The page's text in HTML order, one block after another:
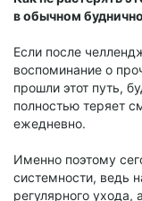
в обычном
Если после
воспоминание о
прошли этот путь,
полностью теряет
ежедневно.
Именно поэтому
системности, ведь
регулярного